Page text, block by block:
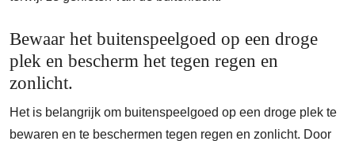
Bewaar het buitenspeelgoed op een droge
plek en bescherm het tegen regen en
zonlicht.
Het is belangrijk om buitenspeelgoed op een droge plek te
bewaren en te beschermen tegen regen en zonlicht. Door